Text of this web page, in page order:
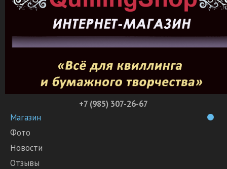
+7 (985) 307-26-67
Магазин
Фото
Новости
Отзывы